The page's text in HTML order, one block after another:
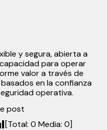
y segura, abierta a
para operar
valor a través de
en la confianza
operativa.
post
[Total: 0 Media: 0]